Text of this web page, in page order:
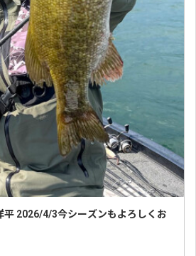
平 2026/4/3今シーズンもよろしくお